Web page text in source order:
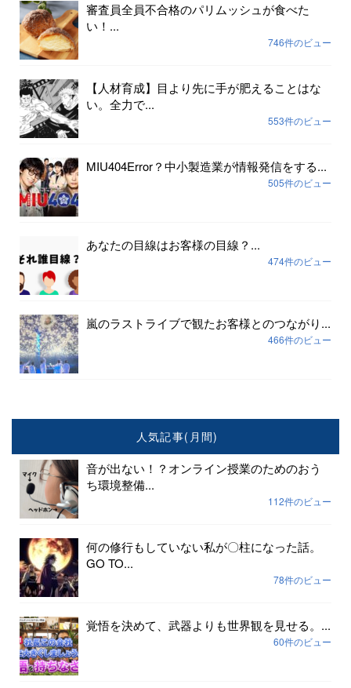
審査員全員不合格のパリムッシュが食べた
い！...
746件のビュー
【人材育成】目より先に手が肥えることはな
い。全力で...
553件のビュー
MIU404Error？中小製造業が情報発信をする...
505件のビュー
あなたの目線はお客様の目線？...
474件のビュー
嵐のラストライブで観たお客様とのつながり...
466件のビュー
人気記事(月間)
音が出ない！？オンライン授業のためのおう
ち環境整備...
112件のビュー
何の修行もしていない私が〇柱になった話。
GO TO...
78件のビュー
覚悟を決めて、武器よりも世界観を見せる。...
60件のビュー